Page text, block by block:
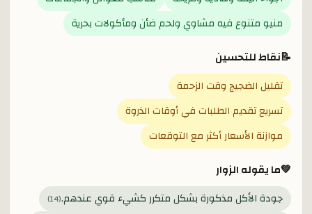
منيو متنوع فيه مشاوي ولحم ضأن ومأكولات بحرية
📝نقاط للتحسين
تقليل الضجيج وقت الزحمة
تسريع تقديم الطلبات في أوقات الذروة
موازنة الأسعار أكثر مع التوقعات
💚ما يقوله الزوار
جودة الأكل مذكورة بشكل متكرر كشيء قوي عندهم.(
14
)